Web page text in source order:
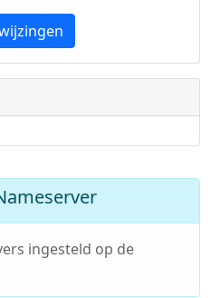
ingesteld op de